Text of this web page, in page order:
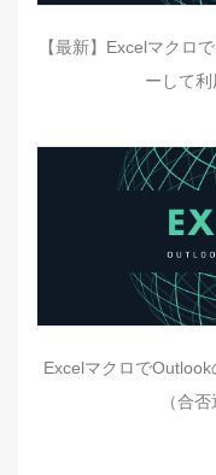
【最新】Excelマクロ
ーして
Excelマクロで
（合